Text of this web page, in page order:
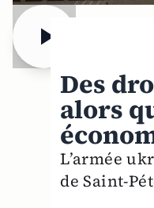
Des
alors
L’armée
de Saint-